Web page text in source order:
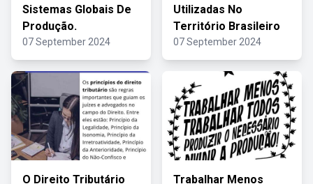
Sistemas Globais De
Produção.
07 September 2024
Utilizadas No
Território Brasileiro
07 September 2024
O Direito Tributário Trabalhar Menos